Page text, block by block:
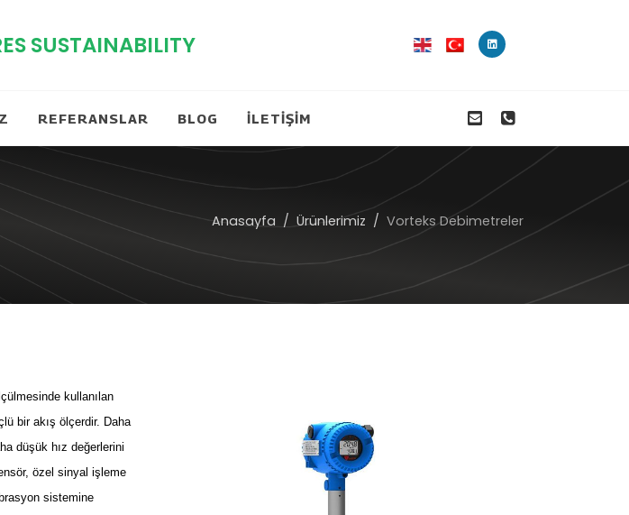
SUSTAINABILITY
REFERANSLAR BLOG İLETİŞİM
Anasayfa Ürünlerimiz Vorteks Debimetreler
kullanılan
bir akış ölçerdir. Daha
düşük hız değerlerini
özel sinyal işleme
sistemine